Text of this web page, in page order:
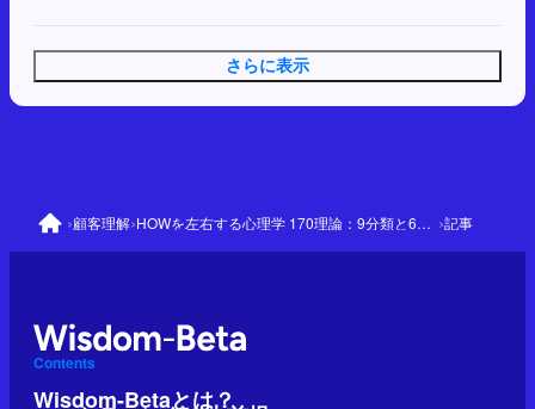
さらに表示
›顧客理解› HOWを左右する心理学 170理論：9分類と64の優先理論 ›記事
Contents
Wisdom-Betaとは？